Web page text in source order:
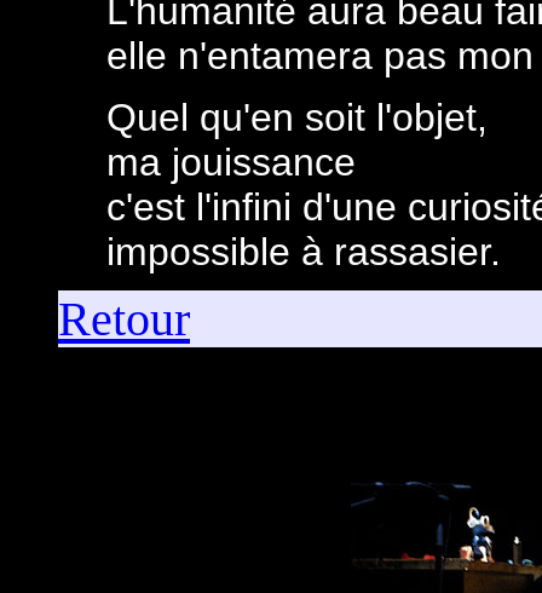
L'humanité aura beau
elle n'entamera pas
Quel qu'en soit l'objet,
ma jouissance
c'est l'infini d'une
impossible à rassasier.
Retour